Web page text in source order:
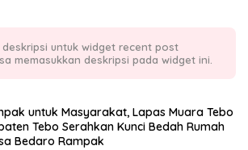
untuk widget recent post
memasukkan deskripsi pada widget ini.
untuk Masyarakat, Lapas Muara Tebo
Tebo Serahkan Kunci Bedah Rumah
Bedaro Rampak